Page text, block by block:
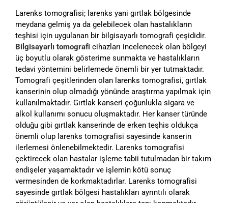
Larenks tomografisi; larenks yani gırtlak bölgesinde
meydana gelmiş ya da gelebilecek olan hastalıkların
teşhisi için uygulanan bir bilgisayarlı tomografi çeşididir.
Bilgisayarlı tomografi cihazları incelenecek olan bölgeyi
üç boyutlu olarak gösterime sunmakta ve hastalıkların
tedavi yöntemini belirlemede önemli bir yer tutmaktadır.
Tomografi çeşitlerinden olan larenks tomografisi, gırtlak
kanserinin olup olmadığı yönünde araştırma yapılmak için
kullanılmaktadır. Gırtlak kanseri çoğunlukla sigara ve
alkol kullanımı sonucu oluşmaktadır. Her kanser türünde
olduğu gibi gırtlak kanserinde de erken teşhis oldukça
önemli olup larenks tomografisi sayesinde kanserin
ilerlemesi önlenebilmektedir. Larenks tomografisi
çektirecek olan hastalar işleme tabii tutulmadan bir takım
endişeler yaşamaktadır ve işlemin kötü sonuç
vermesinden de korkmaktadırlar. Larenks tomografisi
sayesinde gırtlak bölgesi hastalıkları ayrıntılı olarak